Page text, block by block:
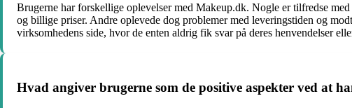
Brugerne har forskellige oplevelser med Makeup.dk. Nogle er tilfredse
og billige priser. Andre oplevede dog problemer med leveringstiden og
virksomhedens side, hvor de enten aldrig fik svar på deres henvendelser
Hvad angiver brugerne som de positive aspekter ved at